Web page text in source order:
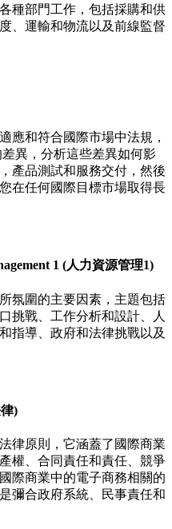
種部門工作，包括採購和供
、運輸和物流以及前線監督
應和符合國際市場中法規，
異，分析這些差異如何影
產品測試和服務交付，然後
在任何國際目標市場取得長
1 (人力資源管理1)
氛圍的主要因素，主題包括
挑戰、工作分析和設計、人
指導、政府和法律挑戰以及
)
律原則，它涵蓋了國際商業
權、合同責任和責任、競爭
際商業中的電子商務相關的
彌合政府系統、民事責任和